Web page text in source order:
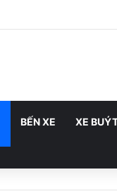
BẾN XE XE